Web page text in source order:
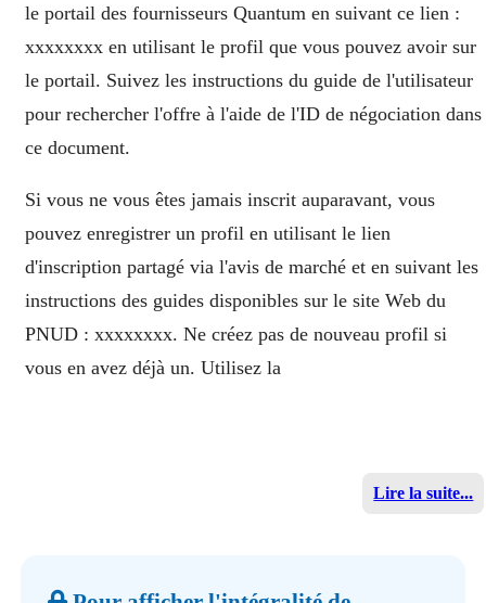
le portail des fournisseurs Quantum en suivant ce lien :
xxxxxxxx en utilisant le profil que vous pouvez avoir sur
le portail. Suivez les instructions du guide de l'utilisateur
pour rechercher l'offre à l'aide de l'ID de négociation dans
ce document.
Si vous ne vous êtes jamais inscrit auparavant, vous
pouvez enregistrer un profil en utilisant le lien
d'inscription partagé via l'avis de marché et en suivant les
instructions des guides disponibles sur le site Web du
PNUD : xxxxxxxx. Ne créez pas de nouveau profil si
vous en avez déjà un. Utilisez la
Lire la suite...